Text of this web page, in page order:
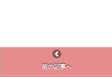
前の記事へ